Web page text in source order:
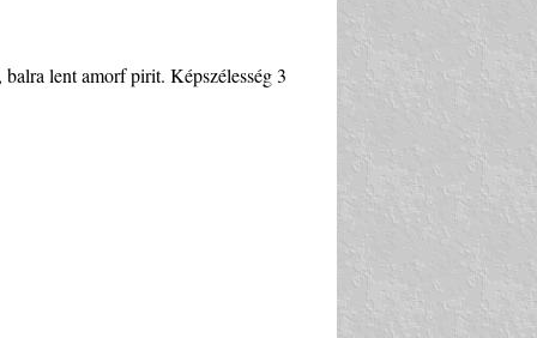
lent amorf pirit. Képszélesség 3